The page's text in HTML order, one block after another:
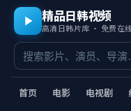
精品日韩视频
首页 电影 电视剧